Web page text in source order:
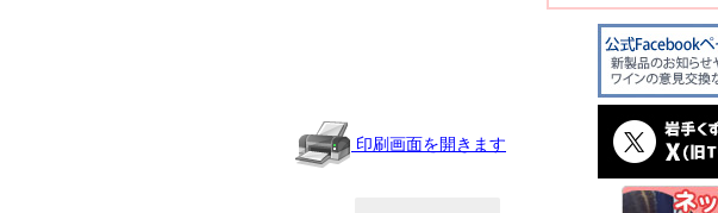
印刷画面を開きます